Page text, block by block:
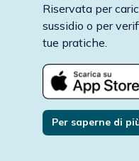
Riservata per
sussidio o per
tue pratiche.
Per saperne di